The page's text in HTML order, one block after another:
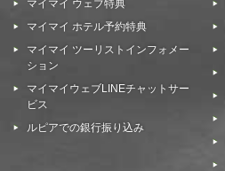
マイマイ ウェブ特典
マイマイ ホテル予約特典
マイマイ ツーリストインフォメー
ション
マイマイウェブLINEチャットサー
ビス
ルピアでの銀行振り込み